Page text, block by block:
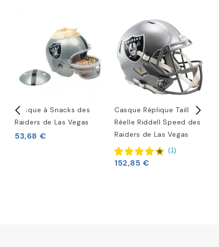
Casque à Snacks des
Raiders de Las Vegas
53,68 €
Casque Réplique Taille
Réelle Riddell Speed des
Raiders de Las Vegas
(1)
152,85 €